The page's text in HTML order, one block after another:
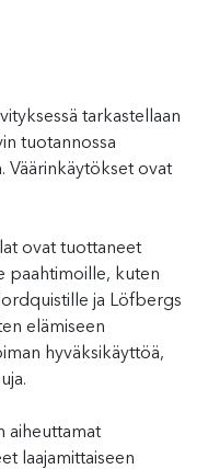
tarkastellaan
tuotannossa
Väärinkäytökset ovat
ovat tuottaneet
paahtimoille, kuten
ja Löfbergs
elämiseen
hyväksikäyttöä,
aiheuttamat
laajamittaiseen